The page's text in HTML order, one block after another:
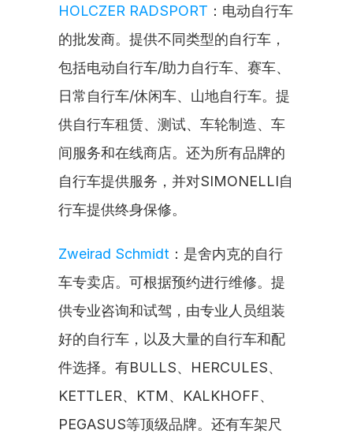
HOLCZER RADSPORT ：电动自行车
的批发商。提供不同类型的自行车，
包括电动自行车/助力自行车、赛车、
日常自行车/休闲车、山地自行车。提
供自行车租赁、测试、车轮制造、车
间服务和在线商店。还为所有品牌的
自行车提供服务，并对SIMONELLI自
行车提供终身保修。
Zweirad Schmidt ：是舍内克的自行
车专卖店。可根据预约进行维修。提
供专业咨询和试驾，由专业人员组装
好的自行车，以及大量的自行车和配
件选择。有BULLS、HERCULES、
KETTLER、KTM、KALKHOFF、
PEGASUS等顶级品牌。还有车架尺